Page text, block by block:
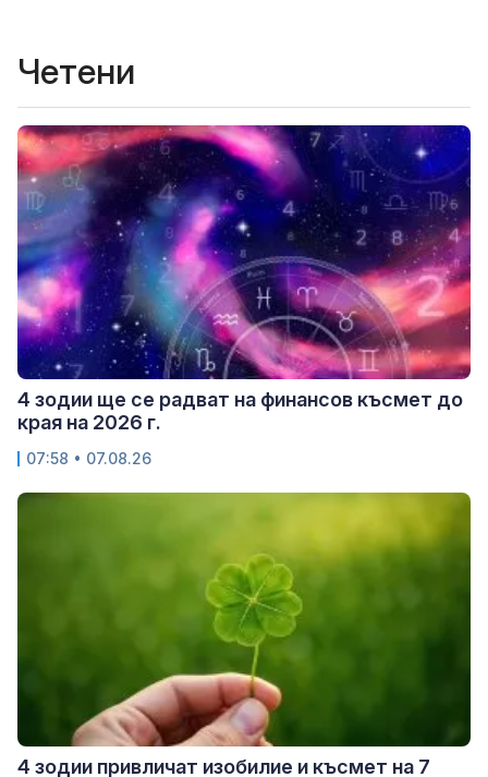
Четени
4 зодии ще се радват на финансов късмет до
края на 2026 г.
07:58 • 07.08.26
4 зодии привличат изобилие и късмет на 7